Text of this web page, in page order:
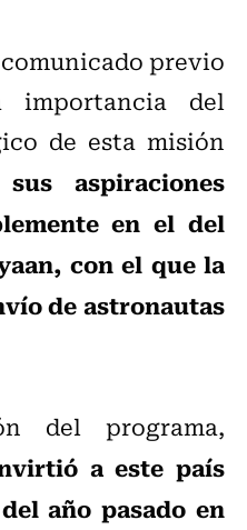
previo
importancia del
de esta misión
aspiraciones
en el del
con el que la
de astronautas
del programa,
a este país
año pasado en